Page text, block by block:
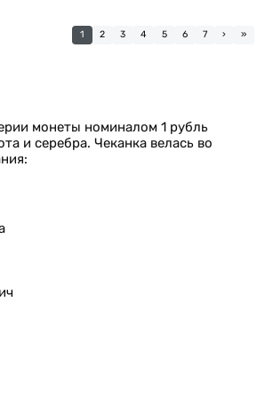
1 2 3 4 5 6 7 › »
монеты номиналом 1 рубль
и серебра. Чеканка велась во